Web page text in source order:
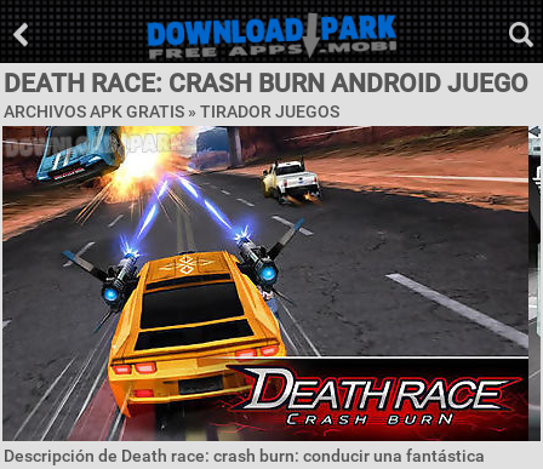
DEATH RACE: CRASH BURN ANDROID JUEGO
ARCHIVOS APK GRATIS » TIRADOR JUEGOS
Descripción de Death race: crash burn: conducir una fantástica